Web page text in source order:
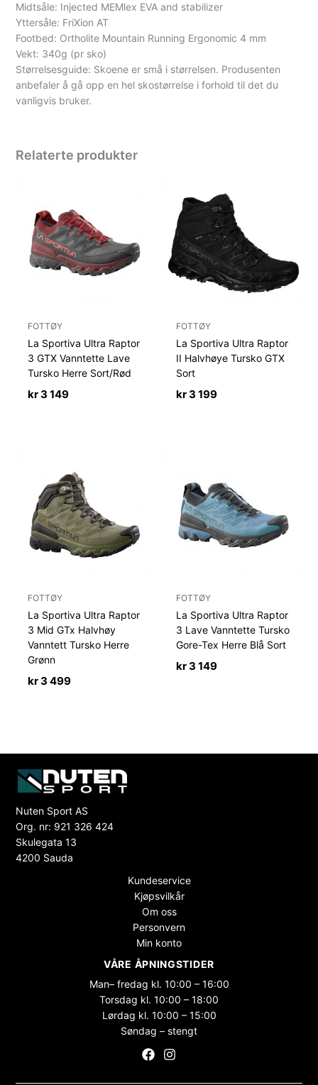
Midtsåle: Injected MEMlex EVA and stabilizer
Yttersåle: FriXion AT
Footbed: Ortholite Mountain Running Ergonomic 4 mm
Vekt: 340g (pr sko)
Størrelsesguide: Skoene er små i størrelsen. Produsenten
anbefaler å gå opp en hel skostørrelse i forhold til det du
vanligvis bruker.
Relaterte produkter
FOTTØY
La Sportiva Ultra Raptor
3 GTX Vanntette Lave
Tursko Herre Sort/Rød
kr3 149
FOTTØY
La Sportiva Ultra Raptor
II Halvhøye Tursko GTX
Sort
kr3 199
FOTTØY
La Sportiva Ultra Raptor
3 Mid GTx Halvhøy
Vanntett Tursko Herre
Grønn
kr3 499
FOTTØY
La Sportiva Ultra Raptor
3 Lave Vanntette Tursko
Gore-Tex Herre Blå Sort
kr3 149
Nuten Sport AS
Org. nr: 921 326 424
Skulegata 13
4200 Sauda
Kundeservice
Kjøpsvilkår
Om oss
Personvern
Min konto
VÅRE ÅPNINGSTIDER
Man– fredag kl. 10:00 – 16:00
Torsdag kl. 10:00 – 18:00
Lørdag kl. 10:00 – 15:00
Søndag – stengt